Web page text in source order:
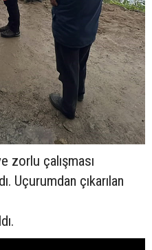
zorlu çalışması
Uçurumdan çıkarılan